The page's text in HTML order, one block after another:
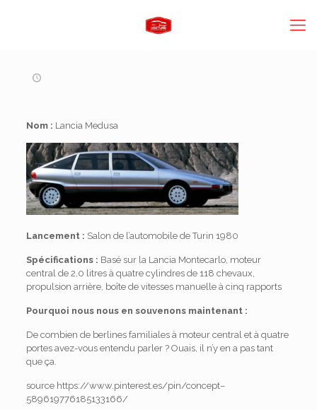
Nom : Lancia Medusa
Lancement : Salon de l’automobile de Turin 1980
Spécifications : Basé sur la Lancia Montecarlo, moteur
central de 2,0 litres à quatre cylindres de 118 chevaux,
propulsion arrière, boîte de vitesses manuelle à cinq rapports
Pourquoi nous nous en souvenons maintenant :
De combien de berlines familiales à moteur central et à quatre
portes avez-vous entendu parler ? Ouais, il n’y en a pas tant
que ça.
source https://www.pinterest.es/pin/concept–
589619776185133166/